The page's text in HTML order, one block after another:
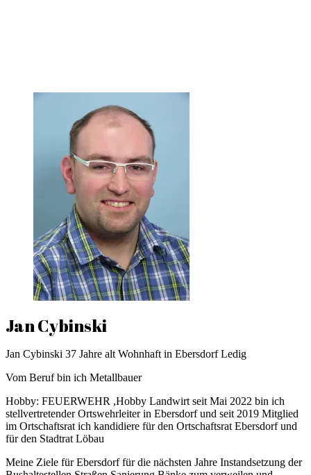
Jan Cybinski
Jan Cybinski 37 Jahre alt Wohnhaft in Ebersdorf Ledig
Vom Beruf bin ich Metallbauer
Hobby: FEUERWEHR ,Hobby Landwirt seit Mai 2022 bin ich
stellvertretender Ortswehrleiter in Ebersdorf und seit 2019 Mitglied
im Ortschaftsrat ich kandidiere für den Ortschaftsrat Ebersdorf und
für den Stadtrat Löbau
Meine Ziele für Ebersdorf für die nächsten Jahre Instandsetzung der